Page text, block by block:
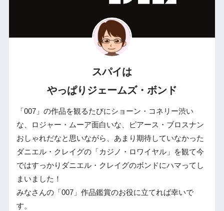
スパイは
やっぱりジェームズ・ボンド
「007」の作品を観るたびにショーン・コネリー渋い
な、ロジャー・ムーア面白いな、ピアース・ブロスナン
おしゃれだなと思いながら、あまり期待していなかった
ダニエル・クレイグの「カジノ・ロワイヤル」を観て今
ではすっかりダニエル・クレイグのボンドにハマってし
まいました！
みなさんの「007」作品鑑賞のお役に立てれば幸いで
す。